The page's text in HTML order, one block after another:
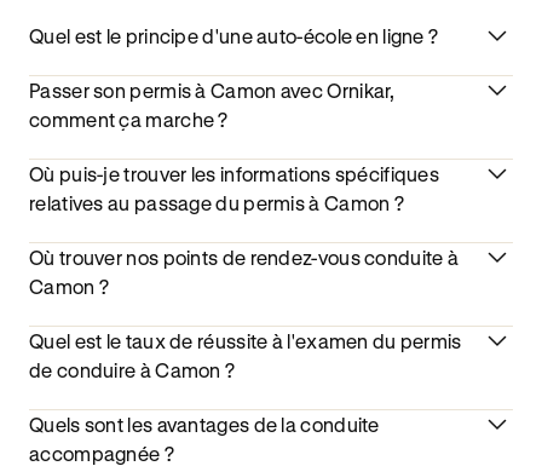
Quel est le principe d'une auto-école en ligne ?
Passer son permis à Camon avec Ornikar,
comment ça marche ?
Où puis-je trouver les informations spécifiques
relatives au passage du permis à Camon ?
Où trouver nos points de rendez-vous conduite à
Camon ?
Quel est le taux de réussite à l'examen du permis
de conduire à Camon ?
Quels sont les avantages de la conduite
accompagnée ?